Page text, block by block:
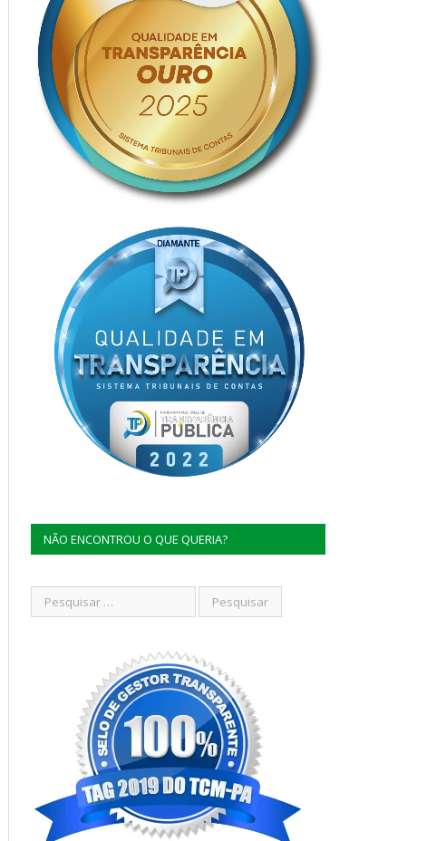
NÃO ENCONTROU O QUE QUERIA?